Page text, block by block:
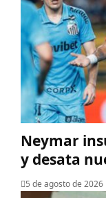
Neymar
y desata
5 de agosto de 2026